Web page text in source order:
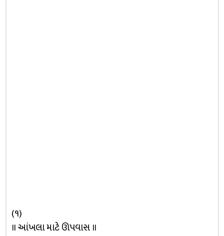
(૧)
॥ આંખલા માટે ઊપવાસ ॥